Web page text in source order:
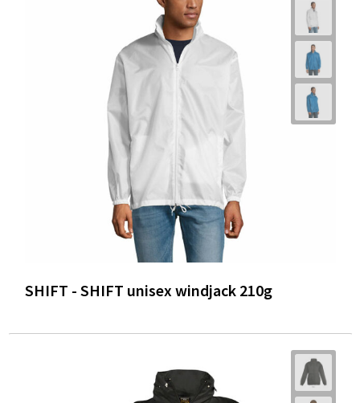
SHIFT - SHIFT unisex windjack 210g